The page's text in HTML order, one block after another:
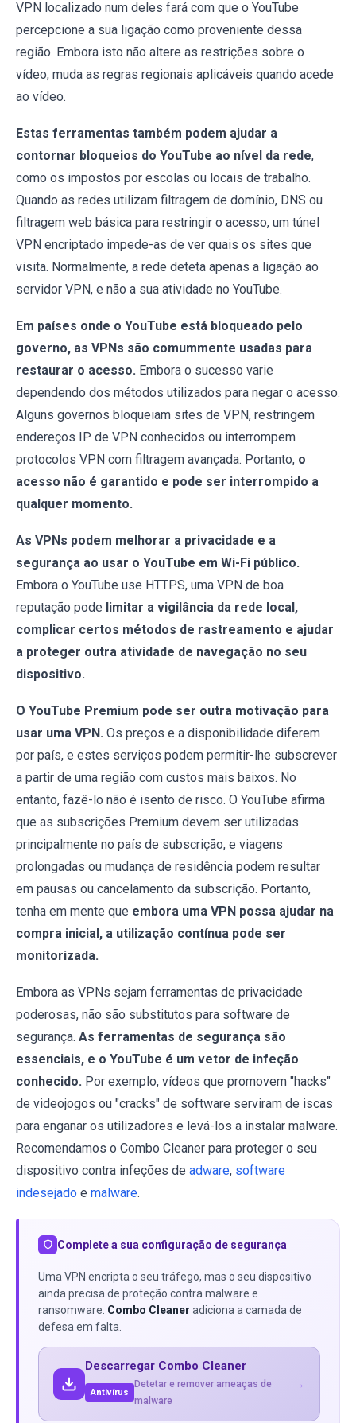
VPN localizado num deles fará com que o YouTube
percepcione a sua ligação como proveniente dessa
região. Embora isto não altere as restrições sobre o
vídeo, muda as regras regionais aplicáveis quando acede
ao vídeo.
Estas ferramentas também podem ajudar a
contornar bloqueios do YouTube ao nível da rede,
como os impostos por escolas ou locais de trabalho.
Quando as redes utilizam filtragem de domínio, DNS ou
filtragem web básica para restringir o acesso, um túnel
VPN encriptado impede-as de ver quais os sites que
visita. Normalmente, a rede deteta apenas a ligação ao
servidor VPN, e não a sua atividade no YouTube.
Em países onde o YouTube está bloqueado pelo
governo, as VPNs são comummente usadas para
restaurar o acesso. Embora o sucesso varie
dependendo dos métodos utilizados para negar o acesso.
Alguns governos bloqueiam sites de VPN, restringem
endereços IP de VPN conhecidos ou interrompem
protocolos VPN com filtragem avançada. Portanto, o
acesso não é garantido e pode ser interrompido a
qualquer momento.
As VPNs podem melhorar a privacidade e a
segurança ao usar o YouTube em Wi-Fi público.
Embora o YouTube use HTTPS, uma VPN de boa
reputação pode limitar a vigilância da rede local,
complicar certos métodos de rastreamento e ajudar
a proteger outra atividade de navegação no seu
dispositivo.
O YouTube Premium pode ser outra motivação para
usar uma VPN. Os preços e a disponibilidade diferem
por país, e estes serviços podem permitir-lhe subscrever
a partir de uma região com custos mais baixos. No
entanto, fazê-lo não é isento de risco. O YouTube afirma
que as subscrições Premium devem ser utilizadas
principalmente no país de subscrição, e viagens
prolongadas ou mudança de residência podem resultar
em pausas ou cancelamento da subscrição. Portanto,
tenha em mente que embora uma VPN possa ajudar na
compra inicial, a utilização contínua pode ser
monitorizada.
Embora as VPNs sejam ferramentas de privacidade
poderosas, não são substitutos para software de
segurança. As ferramentas de segurança são
essenciais, e o YouTube é um vetor de infeção
conhecido. Por exemplo, vídeos que promovem "hacks"
de videojogos ou "cracks" de software serviram de iscas
para enganar os utilizadores e levá-los a instalar malware.
Recomendamos o Combo Cleaner para proteger o seu
dispositivo contra infeções de adware, software
indesejado e malware.
Complete a sua configuração de segurança
Uma VPN encripta o seu tráfego, mas o seu dispositivo
ainda precisa de proteção contra malware e
ransomware. Combo Cleaner adiciona a camada de
defesa em falta.
Descarregar Combo Cleaner
Antivírus
Detetar e remover ameaças de
malware
→